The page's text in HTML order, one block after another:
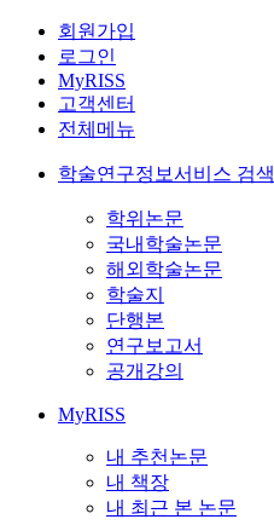
회원가입
로그인
MyRISS
고객센터
전체메뉴
학술연구정보서비스 검색
학위논문
국내학술논문
해외학술논문
학술지
단행본
연구보고서
공개강의
MyRISS
내 추천논문
내 책장
내 최근 본 논문